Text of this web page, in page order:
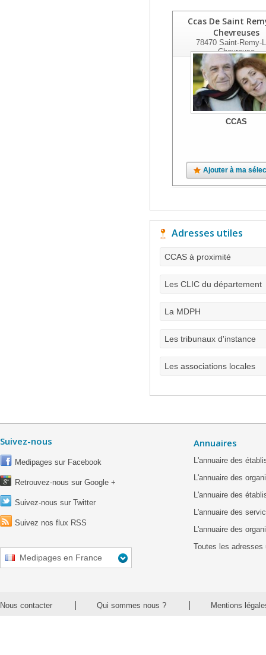
Ccas De Saint
Chevreuses
78470Saint-Remy-
Chevreuse
CCAS
Ajouter à ma
Adresses utiles
CCAS à proximité
Les CLIC du département
La MDPH
Les tribunaux d'instance
Les associations locales
Suivez-nous
Medipages sur Facebook
Retrouvez-nous sur Google +
Suivez-nous sur Twitter
Suivez nos flux RSS
Medipages en France
Annuaires
L'annuaire des
L'annuaire des
L'annuaire des
L'annuaire des
L'annuaire des
Toutes les adresses
Nous contacter Qui sommes nous ? Mentions